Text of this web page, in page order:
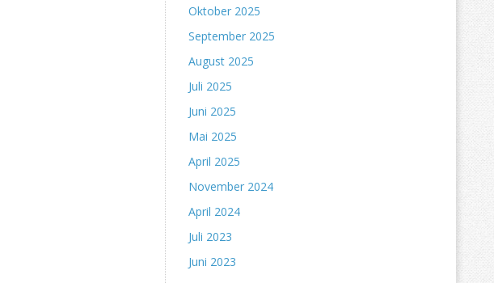
Oktober 2025
September 2025
August 2025
Juli 2025
Juni 2025
Mai 2025
April 2025
November 2024
April 2024
Juli 2023
Juni 2023